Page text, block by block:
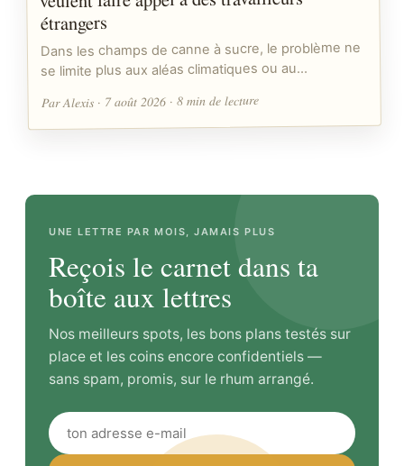
étrangers
Dans les champs de canne à sucre, le problème ne
se limite plus aux aléas climatiques ou au…
Par Alexis · 7 août 2026 · 8 min de lecture
UNE LETTRE PAR MOIS, JAMAIS PLUS
Reçois le carnet dans ta
boîte aux lettres
Nos meilleurs spots, les bons plans testés sur
place et les coins encore confidentiels —
sans spam, promis, sur le rhum arrangé.